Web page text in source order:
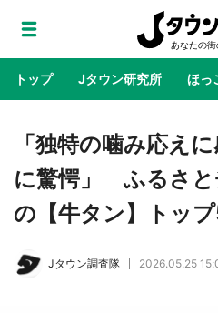
トップ Jタウン研究所 ほっ
地域×二次元 絶景 あ
ラプラス・ダー
公式プロモ動画で
「独特の噛み応え
に驚愕」 ふるさと
の【牛タン】トッ
Jタウン調査隊 2026.05.25